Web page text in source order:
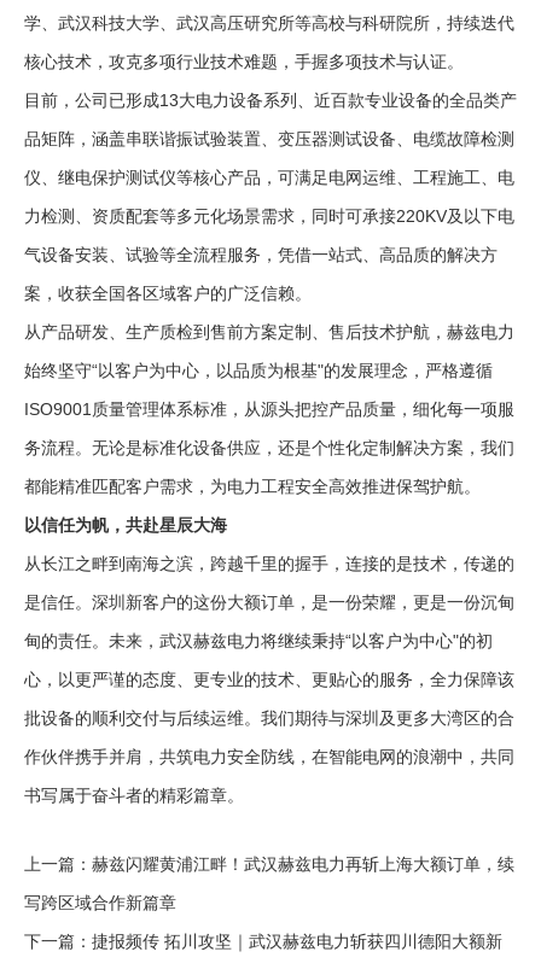
学、武汉科技大学、武汉高压研究所等高校与科研院所，持续迭代
核心技术，攻克多项行业技术难题，手握多项技术与认证。
目前，公司已形成13大电力设备系列、近百款专业设备的全品类产
品矩阵，涵盖串联谐振试验装置、变压器测试设备、电缆故障检测
仪、继电保护测试仪等核心产品，可满足电网运维、工程施工、电
力检测、资质配套等多元化场景需求，同时可承接220KV及以下电
气设备安装、试验等全流程服务，凭借一站式、高品质的解决方
案，收获全国各区域客户的广泛信赖。
从产品研发、生产质检到售前方案定制、售后技术护航，赫兹电力
始终坚守“以客户为中心，以品质为根基"的发展理念，严格遵循
ISO9001质量管理体系标准，从源头把控产品质量，细化每一项服
务流程。无论是标准化设备供应，还是个性化定制解决方案，我们
都能精准匹配客户需求，为电力工程安全高效推进保驾护航。
以信任为帆，共赴星辰大海
从长江之畔到南海之滨，跨越千里的握手，连接的是技术，传递的
是信任。深圳新客户的这份大额订单，是一份荣耀，更是一份沉甸
甸的责任。未来，武汉赫兹电力将继续秉持“以客户为中心"的初
心，以更严谨的态度、更专业的技术、更贴心的服务，全力保障该
批设备的顺利交付与后续运维。我们期待与深圳及更多大湾区的合
作伙伴携手并肩，共筑电力安全防线，在智能电网的浪潮中，共同
书写属于奋斗者的精彩篇章。
上一篇： 赫兹闪耀黄浦江畔！武汉赫兹电力再斩上海大额订单，续
写跨区域合作新篇章
下一篇： 捷报频传 拓川攻坚｜武汉赫兹电力斩获四川德阳大额新